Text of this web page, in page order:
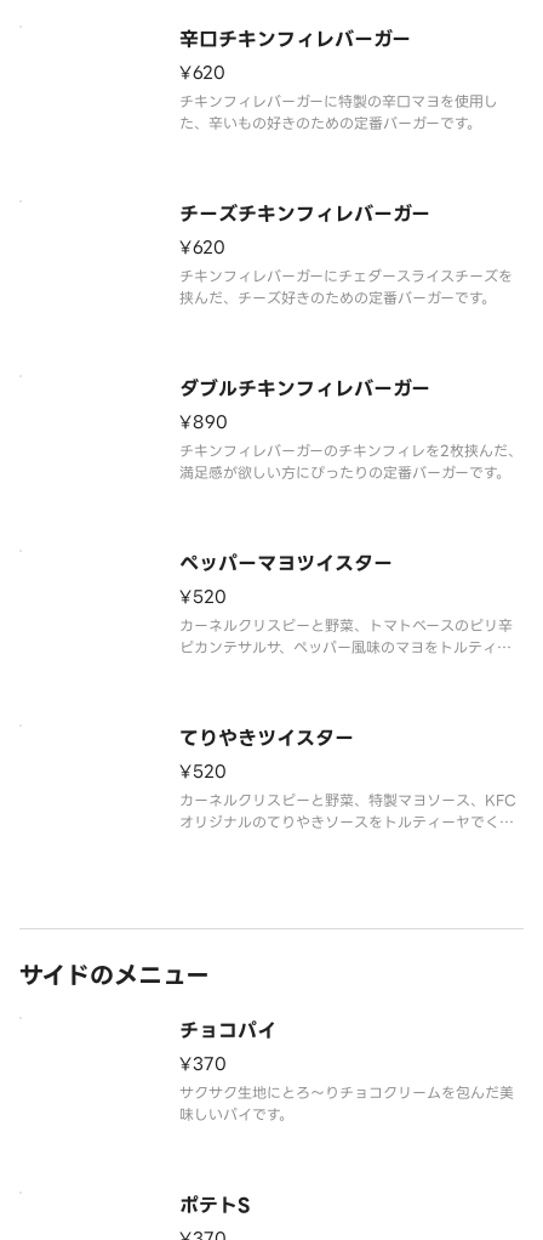
辛口チキンフィレバーガー
¥620
チキンフィレバーガーに特製の辛口マヨを使用し
た、辛いもの好きのための定番バーガーです。
チーズチキンフィレバーガー
¥620
チキンフィレバーガーにチェダースライスチーズを
挟んだ、チーズ好きのための定番バーガーです。
ダブルチキンフィレバーガー
¥890
チキンフィレバーガーのチキンフィレを2枚挟んだ、
満足感が欲しい方にぴったりの定番バーガーです。
ペッパーマヨツイスター
¥520
カーネルクリスピーと野菜、トマトベースのピリ辛
ピカンテサルサ、ペッパー風味のマヨをトルティー
てりやきツイスター
¥520
カーネルクリスピーと野菜、特製マヨソース、KFC
オリジナルのてりやきソースをトルティーヤでくる
サイドのメニュー
チョコパイ
¥370
サクサク生地にとろ～りチョコクリームを包んだ美
味しいパイです。
ポテトS